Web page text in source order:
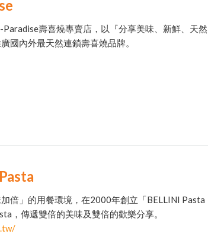
壽喜燒專賣店，以『分享美味、新鮮、天然
國內外最天然連鎖壽喜燒品牌。
倍」的用餐環境，在2000年創立「BELLINI Pasta
，傳遞雙倍的美味及雙倍的歡樂分享。